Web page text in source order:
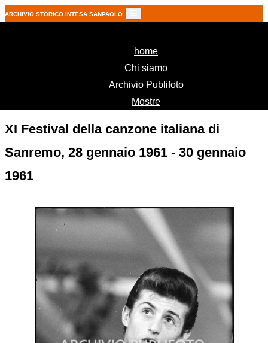
ARCHIVIO STORICO INTESA SANPAOLO
home(current)
Chi siamo
Archivio Publifoto
Mostre
XI Festival della canzone italiana di
Sanremo, 28 gennaio 1961 - 30 gennaio
1961